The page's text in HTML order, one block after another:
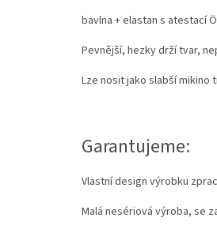
bavlna + elastan s atestací
Pevnější, hezky drží tvar,
Lze nosit jako slabší mikino
Garantujeme:
Vlastní design výrobku
Malá nesériová výroba, se